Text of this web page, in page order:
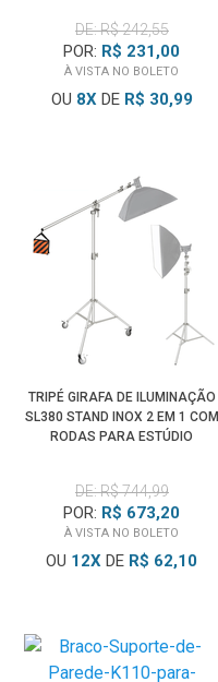
DE: R$ 242,55
POR: R$ 231,00
À VISTA NO BOLETO
OU 8XDE R$ 30,99
TRIPÉ GIRAFA DE ILUMINAÇÃO
SL380 STAND INOX 2 EM 1 COM
RODAS PARA ESTÚDIO
DE: R$ 744,99
POR: R$ 673,20
À VISTA NO BOLETO
OU 12X DE R$ 62,10